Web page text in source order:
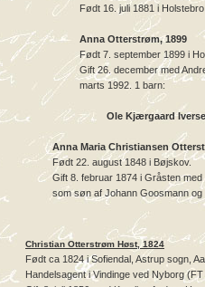
Født 16. juli 1881 i
Anna Otterstrøm, 1899
Født 7. september 1899 i
Gift 26. december med
marts 1992. 1 barn:
Ole Kjærgaard
Anna Maria Christiansen
Født 22. august 1848 i Bøjskov.
Gift 8. februar 1874 i Gråsten
som søn af Johann Goosmann og
Christian Otterstrøm Høst, 1824
Født ca 1824 i Sofiendal, Astrup sogn,
Handelsagent i Vindinge ved Nyborg